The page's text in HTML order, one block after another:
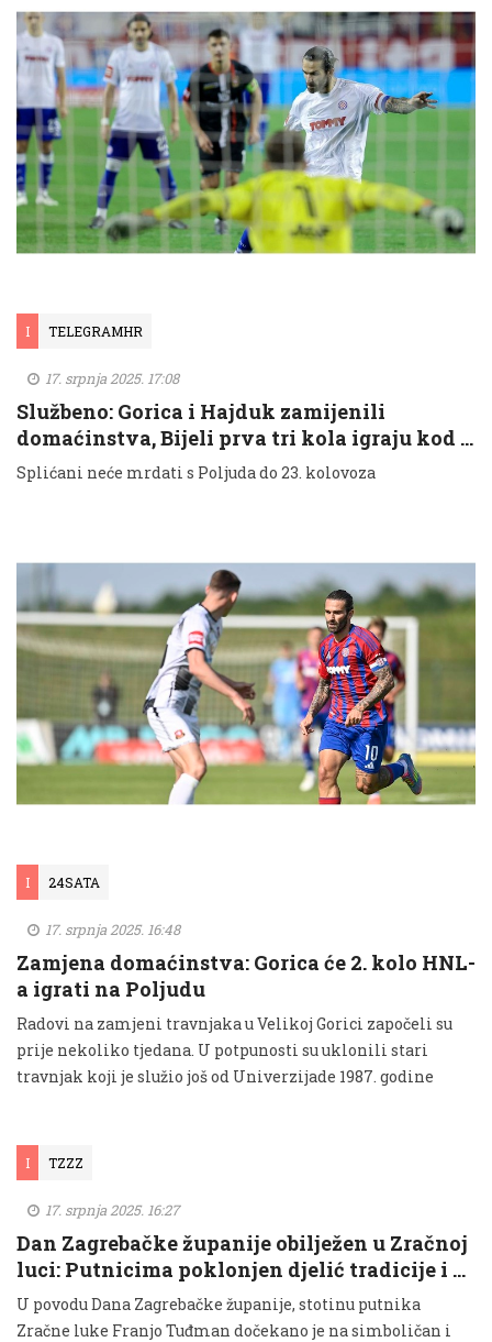
I TELEGRAMHR
17. srpnja 2025. 17:08
Službeno: Gorica i Hajduk zamijenili
domaćinstva, Bijeli prva tri kola igraju kod …
Splićani neće mrdati s Poljuda do 23. kolovoza
I 24SATA
17. srpnja 2025. 16:48
Zamjena domaćinstva: Gorica će 2. kolo HNL-
a igrati na Poljudu
Radovi na zamjeni travnjaka u Velikoj Gorici započeli su
prije nekoliko tjedana. U potpunosti su uklonili stari
travnjak koji je služio još od Univerzijade 1987. godine
I TZZZ
17. srpnja 2025. 16:27
Dan Zagrebačke županije obilježen u Zračnoj
luci: Putnicima poklonjen djelić tradicije i …
U povodu Dana Zagrebačke županije, stotinu putnika
Zračne luke Franjo Tuđman dočekano je na simboličan i